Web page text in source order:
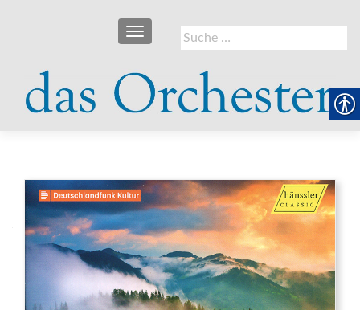
Suche
nach:
SCHALTE NAVIGATION